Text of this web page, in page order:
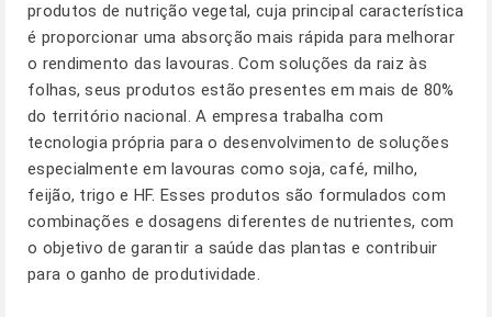
produtos de nutrição vegetal, cuja principal característica
é proporcionar uma absorção mais rápida para melhorar
o rendimento das lavouras. Com soluções da raiz às
folhas, seus produtos estão presentes em mais de 80%
do território nacional. A empresa trabalha com
tecnologia própria para o desenvolvimento de soluções
especialmente em lavouras como soja, café, milho,
feijão, trigo e HF. Esses produtos são formulados com
combinações e dosagens diferentes de nutrientes, com
o objetivo de garantir a saúde das plantas e contribuir
para o ganho de produtividade.